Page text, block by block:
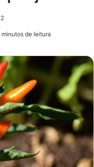
minutos de leitura